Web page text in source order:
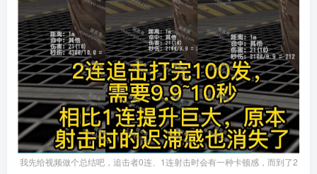
我先给视频做个总结吧，追击者0连、1连射击时会有一种卡顿感，而到了2